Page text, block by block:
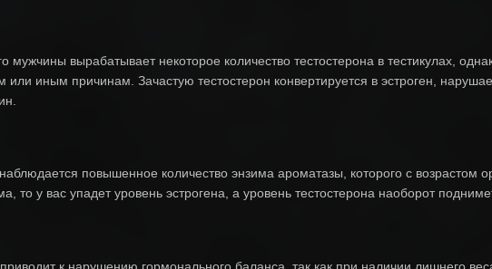
мужчины вырабатывает некоторое количество тестостерона в тестикулах,
или иным причинам. Зачастую тестостерон конвертируется в эстроген,
повышенное количество энзима ароматазы, которого с возрастом
то у вас упадет уровень эстрогена, а уровень тестостерона наоборот